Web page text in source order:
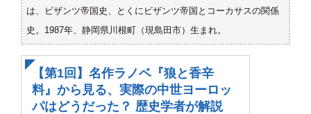
は、ビザンツ帝国史、とくにビザンツ帝国とコーカサスの関係
史。1987年、静岡県川根町（現島田市）生まれ。
【第1回】名作ラノベ『狼と香辛
料』から見る、実際の中世ヨーロッ
パはどうだった？ 歴史学者が解説